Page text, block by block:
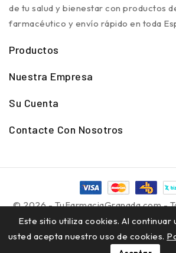
de tu salud y bienestar con productos
farmacéutico y envío rápido en toda
Productos
Nuestra Empresa
Su Cuenta
Contacte Con Nosotros
Este sitio utiliza cookies. Al continuar
usted acepta nuestro uso de cookies.
© 2026 - TuFarmaciaGranada.com -
reservados